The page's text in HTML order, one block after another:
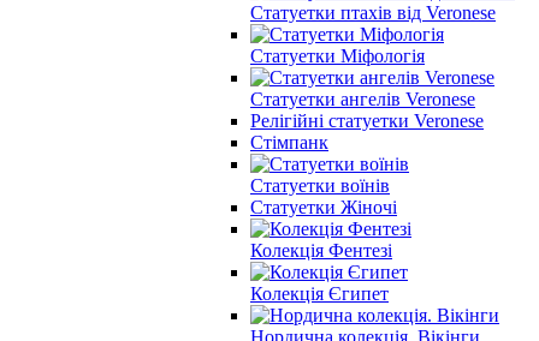
Статуетки птахів від Veronese
Статуетки Міфологія
Статуетки ангелів Veronese
Релігійні статуетки Veronese
Стімпанк
Статуетки воїнів
Статуетки Жіночі
Колекція Фентезі
Колекція Єгипет
Нордична колекція. Вікінги